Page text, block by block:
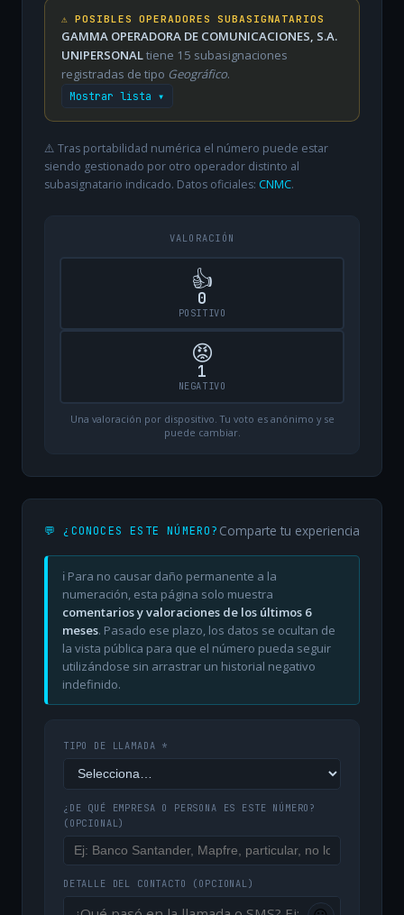
⚠️ POSIBLES OPERADORES SUBASIGNATARIOS
GAMMA OPERADORA DE COMUNICACIONES, S.A.
UNIPERSONALtiene 15 subasignaciones
registradas de tipo Geográfico.
Mostrar lista ▾
⚠️ Tras portabilidad numérica el número puede estar
siendo gestionado por otro operador distinto al
subasignatario indicado. Datos oficiales: CNMC.
VALORACIÓN
👍
0
POSITIVO
😡
1
NEGATIVO
Una valoración por dispositivo. Tu voto es anónimo y se
puede cambiar.
💬 ¿CONOCES ESTE NÚMERO? Comparte tu experiencia
ℹ️ Para no causar daño permanente a la
numeración, esta página solo muestra
comentarios y valoraciones de los últimos 6
meses. Pasado ese plazo, los datos se ocultan de
la vista pública para que el número pueda seguir
utilizándose sin arrastrar un historial negativo
indefinido.
TIPO DE LLAMADA *
¿DE QUÉ EMPRESA O PERSONA ES ESTE NÚMERO?
(OPCIONAL)
DETALLE DEL CONTACTO (OPCIONAL)